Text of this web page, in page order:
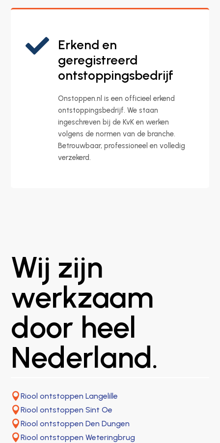

Erkend en
geregistreerd
ontstoppingsbedrijf
Onstoppen.nl is een officieel erkend
ontstoppingsbedrijf. We staan
ingeschreven bij de KvK en werken
volgens de normen van de branche.
Betrouwbaar, professioneel en volledig
verzekerd.
Wij zijn
werkzaam
door heel
Nederland.
Riool ontstoppen Langelille
Riool ontstoppen Sint Oe
Riool ontstoppen Den Dungen
Riool ontstoppen Weteringbrug